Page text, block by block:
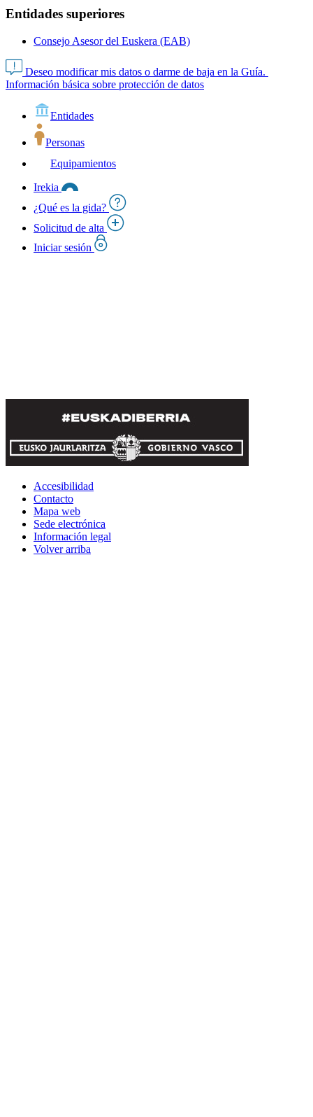
Entidades superiores
Consejo Asesor del Euskera (EAB)
Deseo modificar mis datos o darme de baja en la Guía.
Información básica sobre protección de datos
Entidades
Personas
Equipamientos
Irekia
¿Qué es la gida?
Solicitud de alta
Iniciar sesión
Accesibilidad
Contacto
Mapa web
Sede electrónica
Información legal
Volver arriba